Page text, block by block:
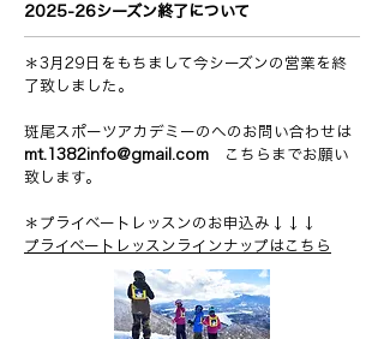
2025-26シーズン終了について
＊3月29日をもちまして今シーズンの営業を終
了致しました。
斑尾スポーツアカデミーのへのお問い合わせは
mt.1382info@gmail.com こちらまでお願い
致します。
＊プライベートレッスンのお申込み↓↓↓
プライベートレッスンラインナップはこちら